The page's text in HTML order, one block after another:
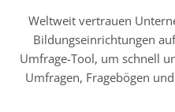
Weltweit vertrauen
Bildungseinrichtungen
Umfrage-Tool, um schnell
Umfragen, Fragebögen